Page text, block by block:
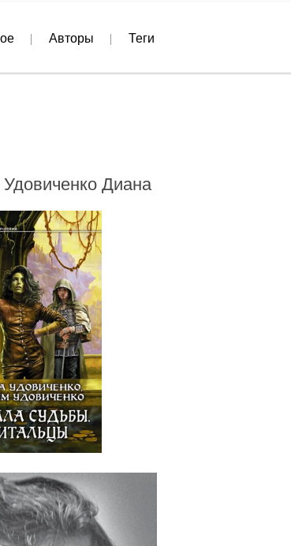
Диана
Авторы Теги